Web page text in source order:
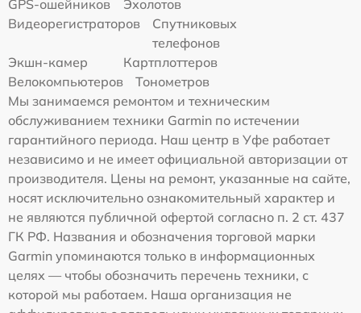
GPS-ошейников
Эхолотов
Видеорегистраторов
Спутниковых
телефонов
Экшн-камер
Картплоттеров
Велокомпьютеров
Тонометров
Мы занимаемся ремонтом и техническим
обслуживанием техники Garmin по истечении
гарантийного периода. Наш центр в Уфе работает
независимо и не имеет официальной авторизации от
производителя. Цены на ремонт, указанные на сайте,
носят исключительно ознакомительный характер и
не являются публичной офертой согласно п. 2 ст. 437
ГК РФ. Названия и обозначения торговой марки
Garmin упоминаются только в информационных
целях — чтобы обозначить перечень техники, с
которой мы работаем. Наша организация не